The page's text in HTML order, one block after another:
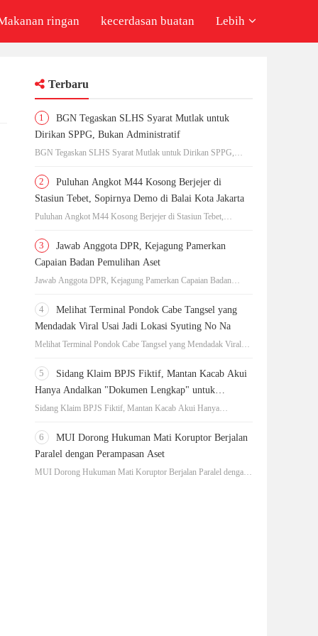
ringan kecerdasan buatan Lebih
Terbaru
1
BGN Tegaskan SLHS Syarat Mutlak untuk
Dirikan SPPG, Bukan Administratif
BGN Tegaskan SLHS Syarat Mutlak untuk Dirikan SPPG,
2
Puluhan Angkot M44 Kosong Berjejer di
Stasiun Tebet, Sopirnya Demo di Balai Kota Jakarta
Puluhan Angkot M44 Kosong Berjejer di Stasiun Tebet,
3
Jawab Anggota DPR, Kejagung Pamerkan
Capaian Badan Pemulihan Aset
Jawab Anggota DPR, Kejagung Pamerkan Capaian Badan
4
Melihat Terminal Pondok Cabe Tangsel yang
Mendadak Viral Usai Jadi Lokasi Syuting No Na
Melihat Terminal Pondok Cabe Tangsel yang Mendadak Viral
5
Sidang Klaim BPJS Fiktif, Mantan Kacab Akui
Hanya Andalkan "Dokumen Lengkap" untuk
Disetujui
Sidang Klaim BPJS Fiktif, Mantan Kacab Akui Hanya
6
MUI Dorong Hukuman Mati Koruptor Berjalan
Paralel dengan Perampasan Aset
MUI Dorong Hukuman Mati Koruptor Berjalan Paralel dengan